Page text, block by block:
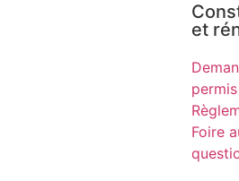
et
permis
Foire